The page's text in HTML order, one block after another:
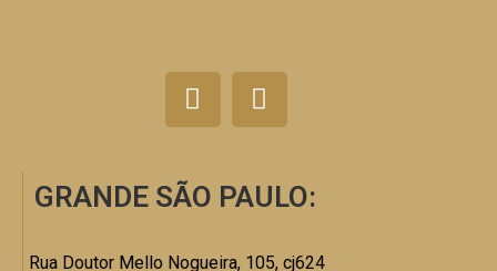
GRANDE SÃO PAULO:
Rua Doutor Mello Nogueira, 105, cj624